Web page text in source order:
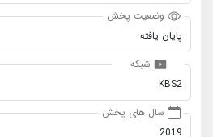
وضعیت پخش
پایان یافته
شبکه
KBS2
سال های پخش
2019